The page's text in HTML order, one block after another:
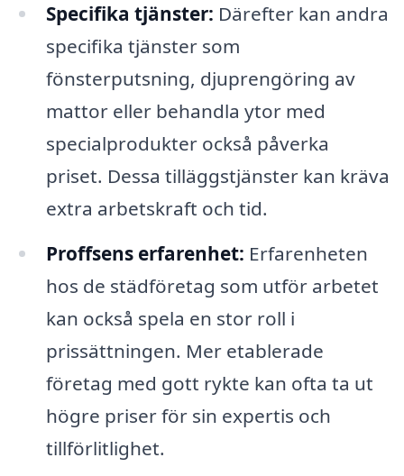
Specifika tjänster: Därefter kan andra
specifika tjänster som
fönsterputsning, djuprengöring av
mattor eller behandla ytor med
specialprodukter också påverka
priset. Dessa tilläggstjänster kan kräva
extra arbetskraft och tid.
Proffsens erfarenhet: Erfarenheten
hos de städföretag som utför arbetet
kan också spela en stor roll i
prissättningen. Mer etablerade
företag med gott rykte kan ofta ta ut
högre priser för sin expertis och
tillförlitlighet.